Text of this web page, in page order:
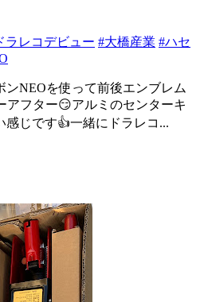
ラレコデビュー #大橋産業 #ハセ
NEOを使って前後エンブレム
アフター😏アルミのセンターキ
感じです👍一緒にドラレコ...